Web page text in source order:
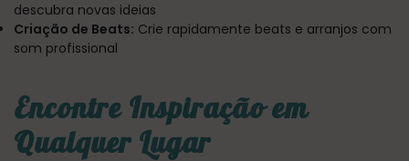
descubra novas ideias
Criação de Beats: Crie rapidamente beats e arranjos com
som profissional
Encontre Inspiração em
Qualquer Lugar